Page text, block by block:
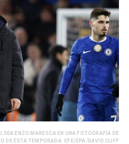
ENZO MARESCA EN UNA FOTOGRAFÍA DE
DE ESTA TEMPORADA. EFE/EPA/DAVID CLIFF